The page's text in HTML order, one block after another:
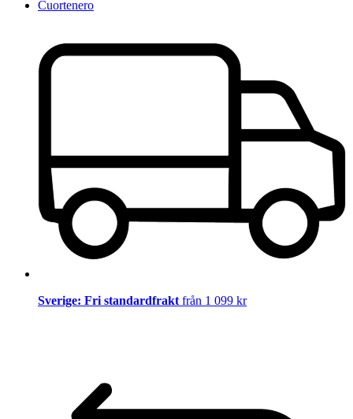
Cuortenero
Sverige: Fri standardfrakt från 1 099 kr